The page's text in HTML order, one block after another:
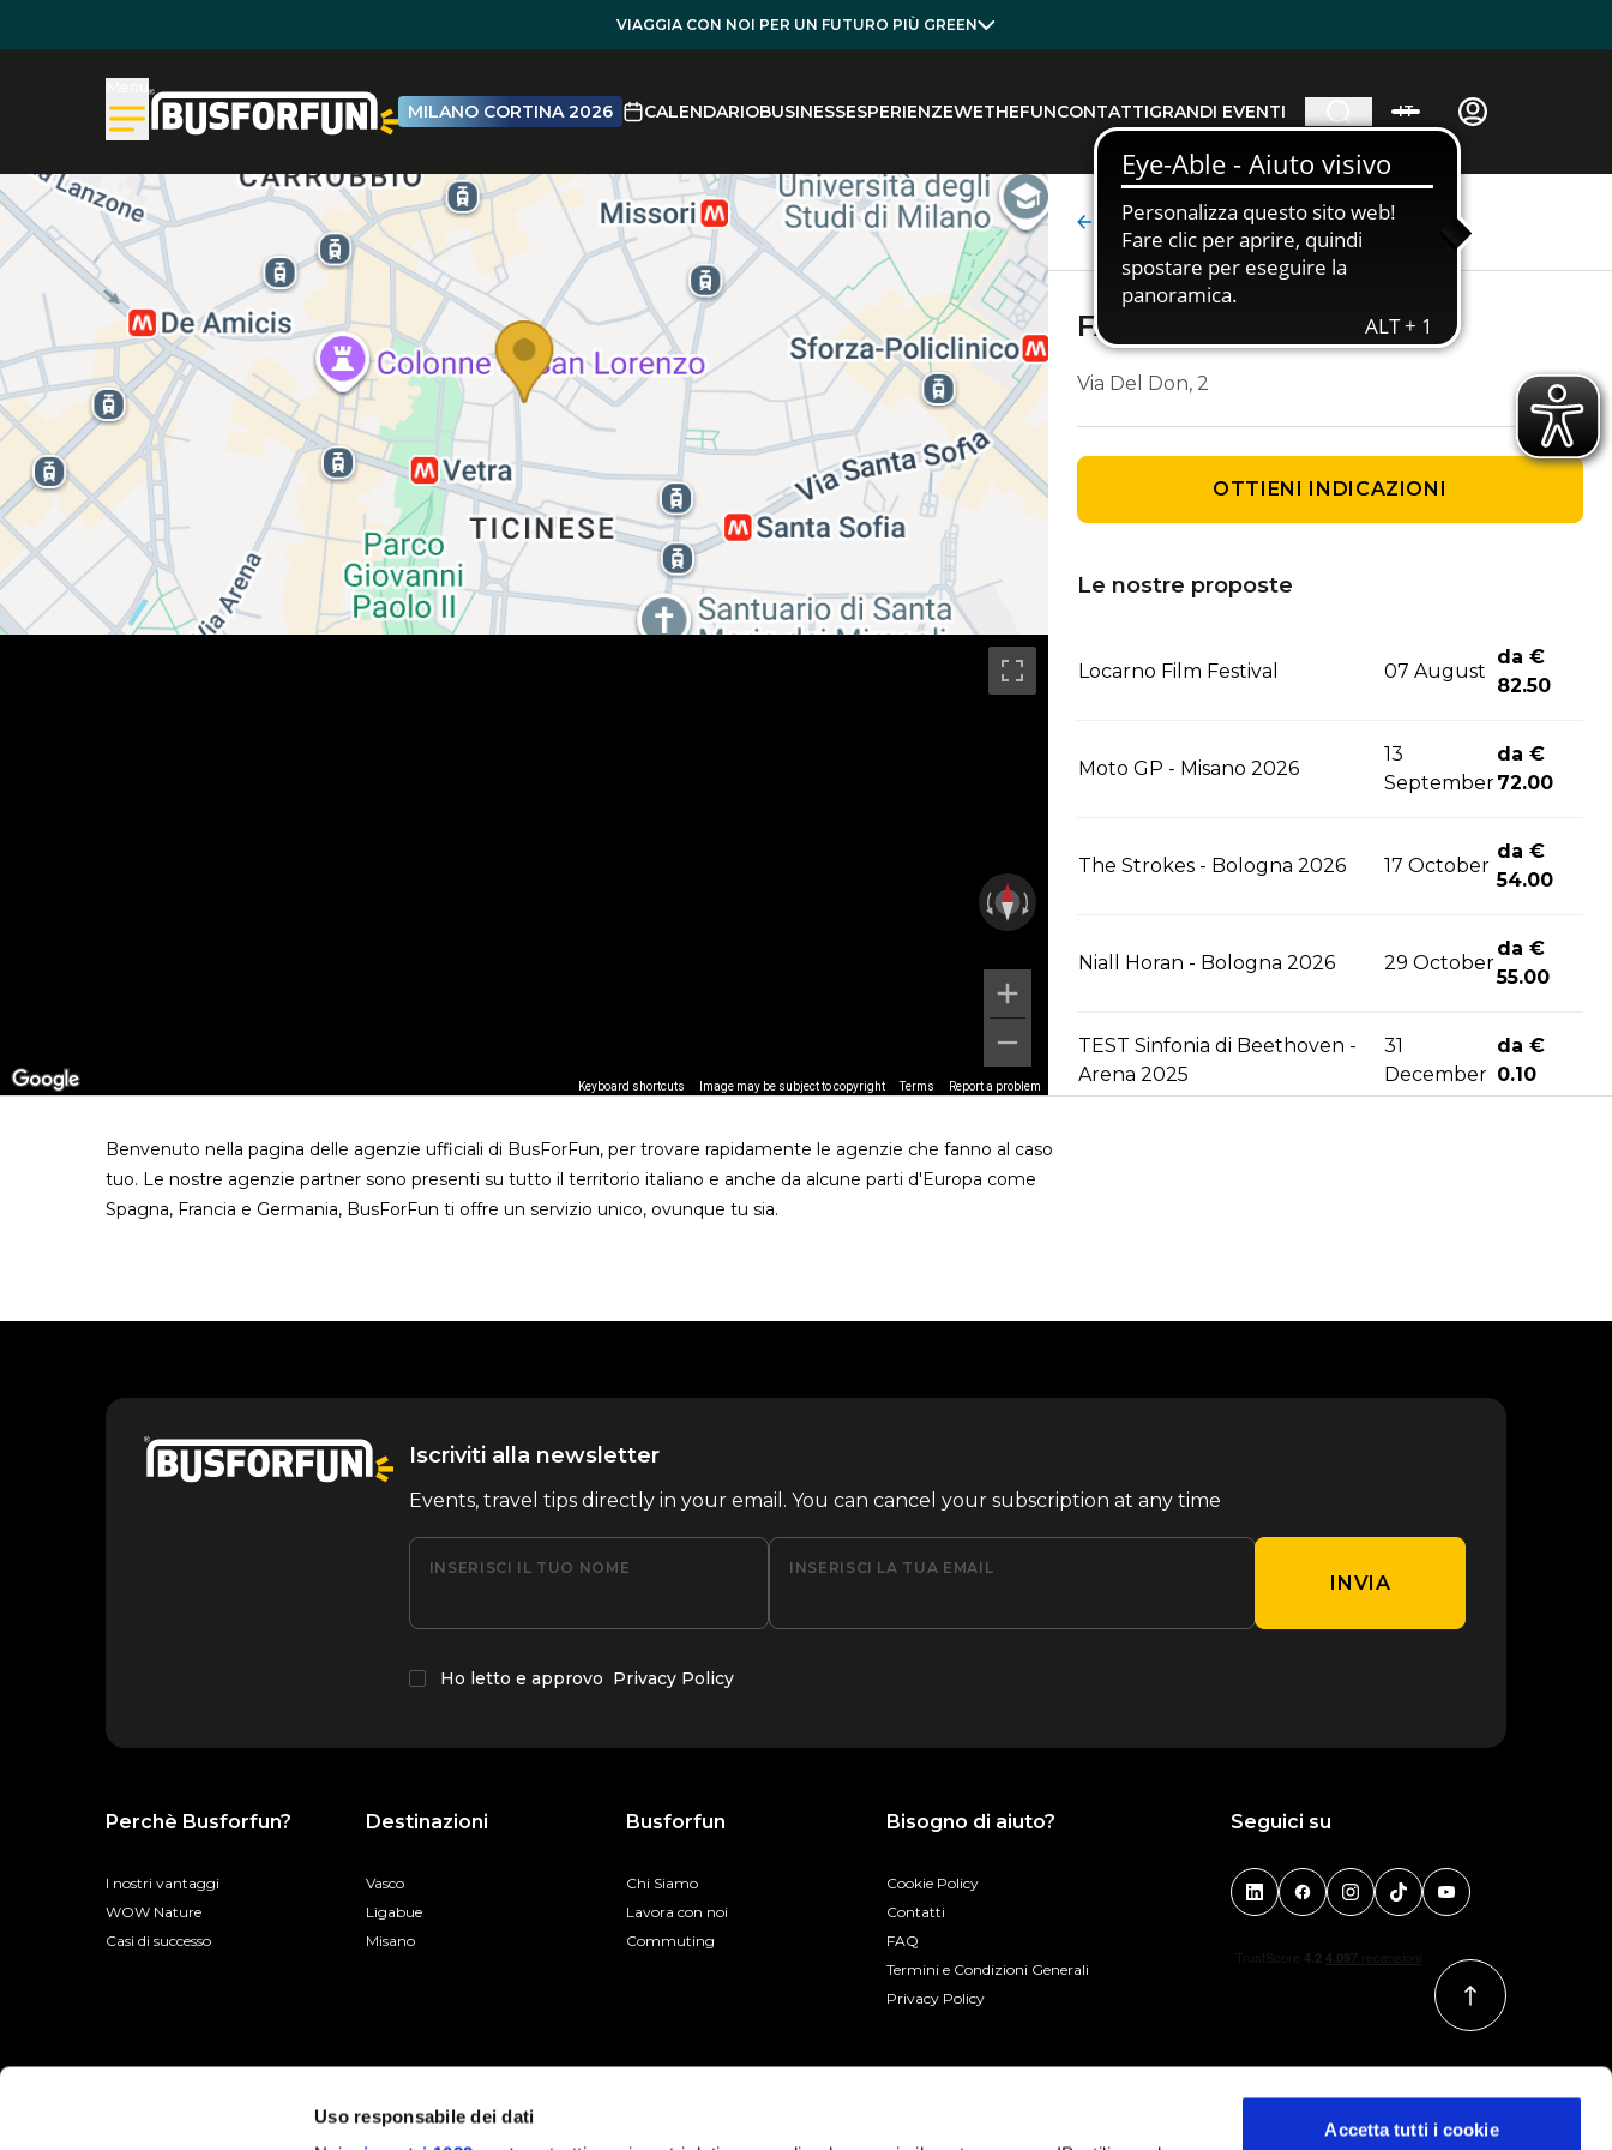
Uso responsabile dei dati
Accetta tutti i cookie
VIAGGIA CON NOI PER UN FUTURO PIÙ GREEN
MILANO CORTINA 2026 CALENDARIOBUSINESSESPERIENZEWETHEFUNCONTATTIGRANDI EVENTI IT
Keyboard shortcuts Image may be subject to copyright Terms Report a problem
Dettaglio agenzia
FARE' VIAGGI
Via Del Don, 2
OTTIENI INDICAZIONI
Le nostre proposte
Locarno Film Festival 07 August
da €
82.50
Moto GP - Misano 2026
13
September
da €
72.00
The Strokes - Bologna 2026 17 October
da €
54.00
Niall Horan - Bologna 2026 29 October
da €
55.00
TEST Sinfonia di Beethoven -
Arena 2025
31
December
da €
0.10
[TEST] VENEZIA CALCIO
09
Benvenuto nella pagina delle agenzie ufficiali di BusForFun, per trovare rapidamente le agenzie che fanno al caso
tuo. Le nostre agenzie partner sono presenti su tutto il territorio italiano e anche da alcune parti d'Europa come
Spagna, Francia e Germania, BusForFun ti offre un servizio unico, ovunque tu sia.
Iscriviti alla newsletter
Events, travel tips directly in your email. You can cancel your subscription at any time
INSERISCI IL TUO NOME INSERISCI LA TUA EMAIL
INVIA
Ho letto e approvo Privacy Policy
Perchè Busforfun?
I nostri vantaggi
WOW Nature
Casi di successo
Destinazioni
Vasco
Ligabue
Misano
Busforfun
Chi Siamo
Lavora con noi
Commuting
Bisogno di aiuto?
Cookie Policy
Contatti
FAQ
Termini e Condizioni Generali
Privacy Policy
Seguici su